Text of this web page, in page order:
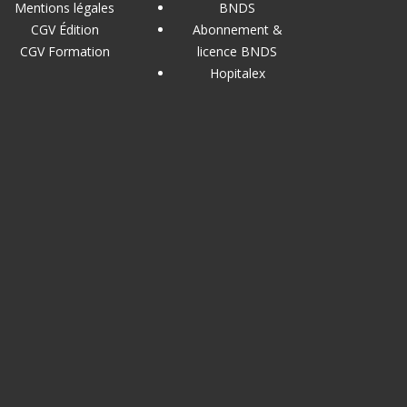
Mentions légales
CGV Édition
CGV Formation
BNDS
Abonnement &
licence BNDS
Hopitalex